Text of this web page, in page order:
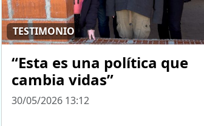
TESTIMONIO
“Esta es una política que
cambia vidas”
30/05/2026 13:12